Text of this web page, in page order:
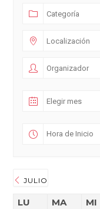
JULIO
LU MA MI